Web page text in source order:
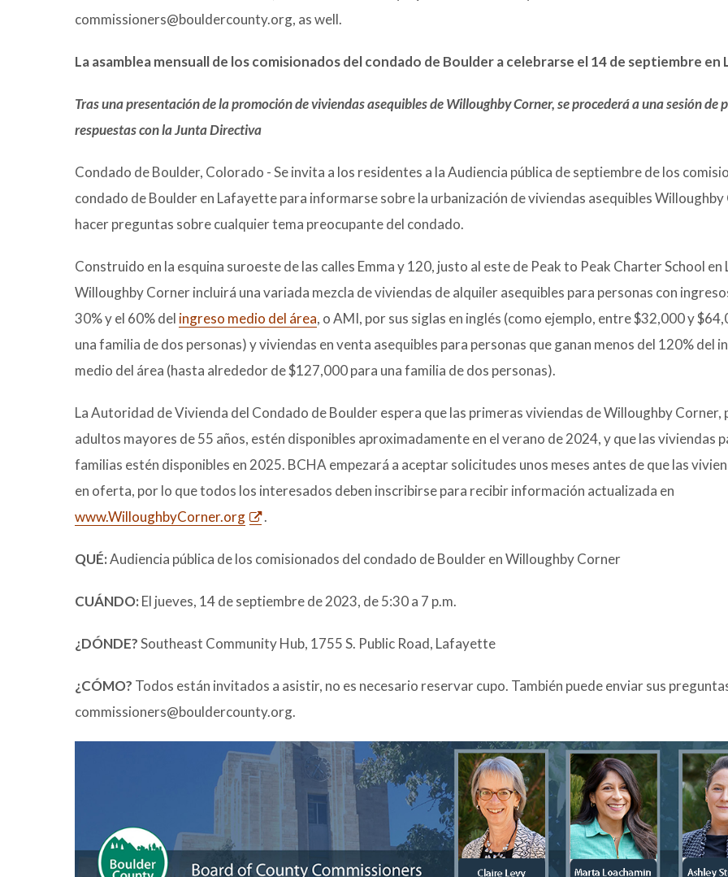
commissioners@bouldercounty.org, as well.
La asamblea mensuall de los comisionados del condado de Boulder a celebrarse el 14 de septiembre
Tras una presentación de la promoción de viviendas asequibles de Willoughby Corner, se procederá a una sesión de
respuestas con la Junta Directiva
Condado de Boulder, Colorado - Se invita a los residentes a la Audiencia pública de septiembre de los
condado de Boulder en Lafayette para informarse sobre la urbanización de viviendas asequibles
hacer preguntas sobre cualquier tema preocupante del condado.
Construido en la esquina suroeste de las calles Emma y 120, justo al este de Peak to Peak Charter School
Willoughby Corner incluirá una variada mezcla de viviendas de alquiler asequibles para personas con
30% y el 60% del ingreso medio del área, o AMI, por sus siglas en inglés (como ejemplo, entre $32,000 y
una familia de dos personas) y viviendas en venta asequibles para personas que ganan menos del 120% del
medio del área (hasta alrededor de $127,000 para una familia de dos personas).
La Autoridad de Vivienda del Condado de Boulder espera que las primeras viviendas de Willoughby Corner,
adultos mayores de 55 años, estén disponibles aproximadamente en el verano de 2024, y que las viviendas
familias estén disponibles en 2025. BCHA empezará a aceptar solicitudes unos meses antes de que las
en oferta, por lo que todos los interesados deben inscribirse para recibir información actualizada en
www.WilloughbyCorner.org
.
QUÉ:Audiencia pública de los comisionados del condado de Boulder en Willoughby Corner
CUÁNDO: El jueves, 14 de septiembre de 2023, de 5:30 a 7 p.m.
¿DÓNDE?Southeast Community Hub, 1755 S. Public Road, Lafayette
¿CÓMO? Todos están invitados a asistir, no es necesario reservar cupo. También puede enviar sus
commissioners@bouldercounty.org.